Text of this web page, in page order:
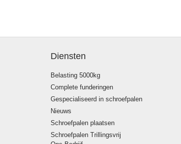
Diensten
Belasting 5000kg
Complete funderingen
Gespecialiseerd in schroefpalen
Nieuws
Schroefpalen plaatsen
Schroefpalen Trillingsvrij